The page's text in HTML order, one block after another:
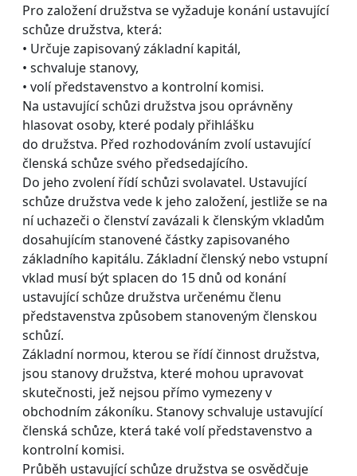
Pro založení družstva se vyžaduje konání ustavující
schůze družstva, která:
• Určuje zapisovaný základní kapitál,
• schvaluje stanovy,
• volí představenstvo a kontrolní komisi.
Na ustavující schůzi družstva jsou oprávněny
hlasovat osoby, které podaly přihlášku
do družstva. Před rozhodováním zvolí ustavující
členská schůze svého předsedajícího.
Do jeho zvolení řídí schůzi svolavatel. Ustavující
schůze družstva vede k jeho založení, jestliže se na
ní uchazeči o členství zavázali k členským vkladům
dosahujícím stanovené částky zapisovaného
základního kapitálu. Základní členský nebo vstupní
vklad musí být splacen do 15 dnů od konání
ustavující schůze družstva určenému členu
představenstva způsobem stanoveným členskou
schůzí.
Základní normou, kterou se řídí činnost družstva,
jsou stanovy družstva, které mohou upravovat
skutečnosti, jež nejsou přímo vymezeny v
obchodním zákoníku. Stanovy schvaluje ustavující
členská schůze, která také volí představenstvo a
kontrolní komisi.
Průběh ustavující schůze družstva se osvědčuje